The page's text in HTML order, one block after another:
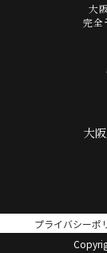
大
完全
大
プライバシーポ